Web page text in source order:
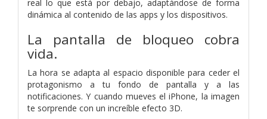
real lo que está por debajo, adaptándose de forma
dinámica al contenido de las apps y los dispositivos.
La pantalla de bloqueo cobra
vida.
La hora se adapta al espacio disponible para ceder el
protagonismo a tu fondo de pantalla y a las
notificaciones. Y cuando mueves el iPhone, la imagen
te sorprende con un increíble efecto 3D.